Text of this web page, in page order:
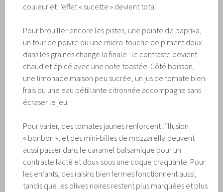
couleur et l’effet « sucette » devient total.
Pour brouiller encore les pistes, une pointe de paprika,
un tour de poivre ou une micro-touche de piment doux
dans les graines change la finale : le contraste devient
chaud et épicé avec une note toastée. Côté boisson,
une limonade maison peu sucrée, un jus de tomate bien
frais ou une eau pétillante citronnée accompagne sans
écraser le jeu.
Pour varier, des tomates jaunes renforcent l’illusion
« bonbon », et des mini-billes de mozzarella peuvent
aussi passer dans le caramel balsamique pour un
contraste lacté et doux sous une coque craquante. Pour
les enfants, des raisins bien fermes fonctionnent aussi,
tandis que les olives noires restent plus marquées et plus